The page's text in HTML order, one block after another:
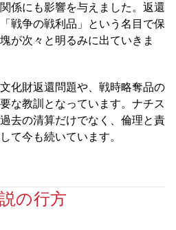
係にも影響を与えました。返還
戦争の戦利品」という名目で保
が次々と明るみに出ていきま
化財返還問題や、戦時略奪品の
な教訓となっています。ナチス
去の清算だけでなく、倫理と責
て今も続いています。
の行方